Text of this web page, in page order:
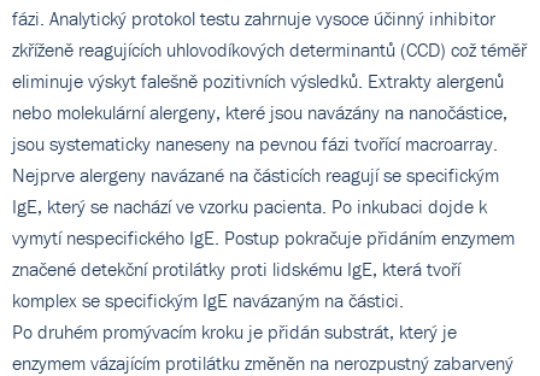
fázi. Analytický protokol testu zahrnuje vysoce účinný inhibitor
zkříženě reagujících uhlovodíkových determinantů (CCD) což téměř
eliminuje výskyt falešně pozitivních výsledků. Extrakty alergenů
nebo molekulární alergeny, které jsou navázány na nanočástice,
jsou systematicky naneseny na pevnou fázi tvořící macroarray.
Nejprve alergeny navázané na částicích reagují se specifickým
IgE, který se nachází ve vzorku pacienta. Po inkubaci dojde k
vymytí nespecifického IgE. Postup pokračuje přidáním enzymem
značené detekční protilátky proti lidskému IgE, která tvoří
komplex se specifickým IgE navázaným na částici.
Po druhém promývacím kroku je přidán substrát, který je
enzymem vázajícím protilátku změněn na nerozpustný zabarvený